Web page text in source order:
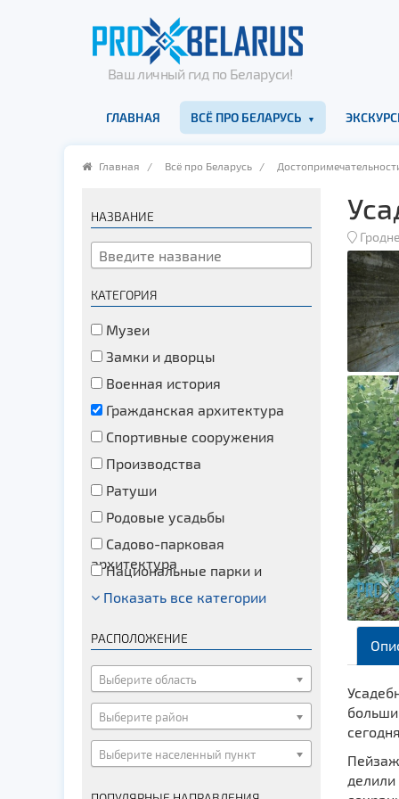
Ваш личный гид по Беларуси!
ГЛАВНАЯ ВСЁ ПРО БЕЛАРУСЬ
Главная / Всё про Беларусь /
НАЗВАНИЕ
КАТЕГОРИЯ
Музеи
Замки и дворцы
Военная история
Гражданская архитектура
Спортивные сооружения
Производства
Ратуши
Родовые усадьбы
Садово-парковая
архитектура
Национальные парки и
заказники
Озера и водоемы
Памятники археологии
Памятники геодезии
Памятники природы
Памятники известным людям
Церкви
Показать все категории
РАСПОЛОЖЕНИЕ
Выберите область
Выберите район
Выберите населенный пункт